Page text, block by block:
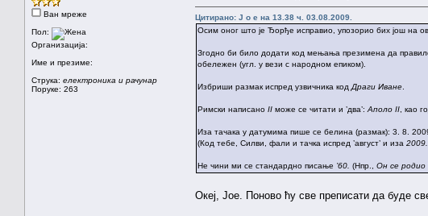
Ван мреже
Пол:
Организација:
Име и презиме:
Струка: електроника и рачунар
Поруке: 263
Цитирано: J o e на 13.38 ч. 03.08.2009.
Осим оног што је Ђорђе исправио, упозорио бих још на
Згодно би било додати код мењања презимена да
обележен (угл. у вези с народном епиком).
Избриши размак испред узвичника код Драги Иване
Римски написано II може се читати и ’два’: Аполо II , као
Иза тачака у датумима пише се белина (размак): 3. 8.
(Код тебе, Силви, фали и тачка испред ’август’ и иза 2009.
Не чини ми се стандардно писање ’60. (Нпр., Он се родио
Океј, Јое. Поново ћу све преписати да буде